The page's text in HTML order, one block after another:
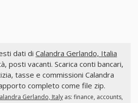
dati di Calandra Gerlando, Italia
posti vacanti. Scarica conti bancari,
tasse e commissioni Calandra
completo come file zip.
Gerlando, Italyas: finance, accounts,